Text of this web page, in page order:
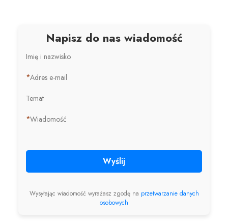
Napisz do nas wiadomość
Imię i nazwisko
*Adres e-mail
Temat
*Wiadomość
Wyślij
Wysyłając wiadomość wyrażasz zgodę na przetwarzanie danych
osobowych